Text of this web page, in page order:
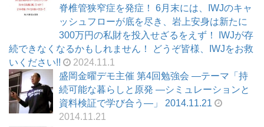
脊椎管狭窄症を発症！ 6月末には、IWJのキャ
ッシュフローが底を尽き、岩上安身は新たに
300万円の私財を投入せざるをえず！ IWJが存
続できなくなるかもしれません！ どうぞ皆様、IWJをお救
いください!!
2024.11.1
盛岡金曜デモ主催 第4回勉強会 ―テーマ「持
続可能な暮らしと原発 —シミュレーションと
資料検証で学び合う—」 2014.11.21
2014.11.21